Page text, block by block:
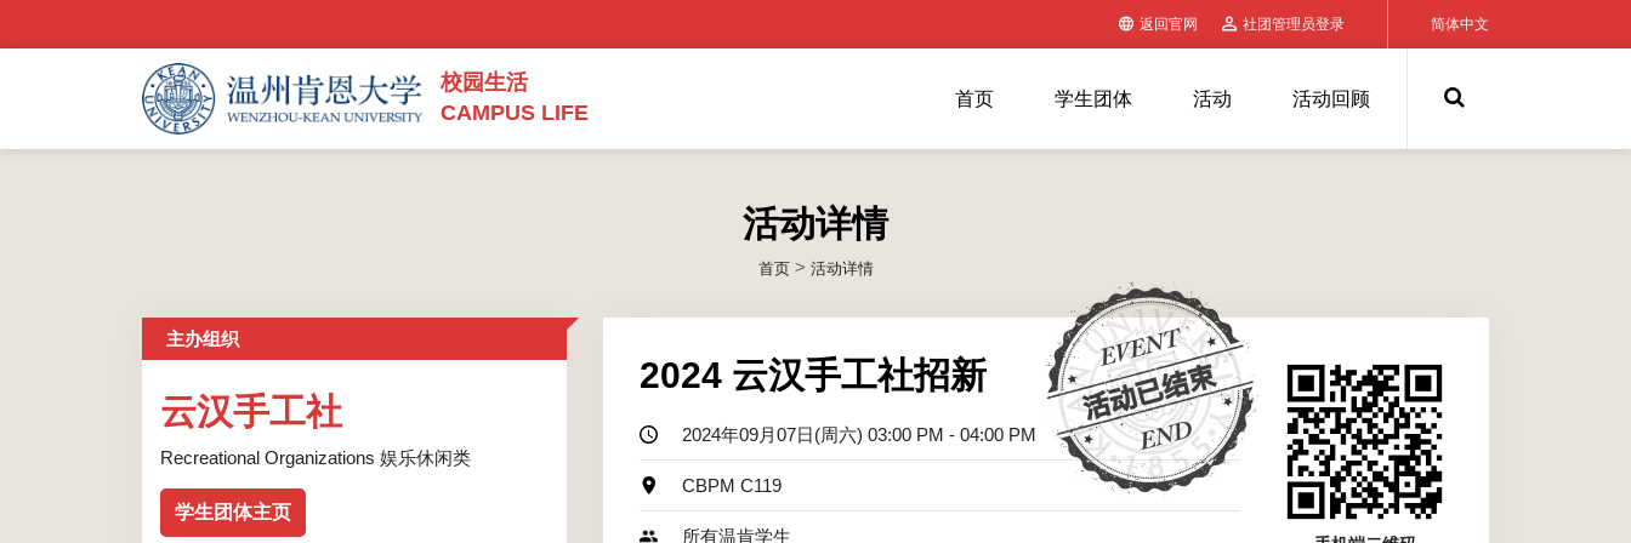
返回官网 社团管理员登录 简体中文
校园生活
CAMPUS LIFE
首页 学生团体 活动 活动回顾
活动详情
首页> 活动详情
2024 云汉手工社招新
2024年09月07日(周六) 03:00 PM - 04:00 PM
CBPM C119
所有温肯学生
主办组织
云汉手工社
Recreational Organizations 娱乐休闲类
学生团体主页